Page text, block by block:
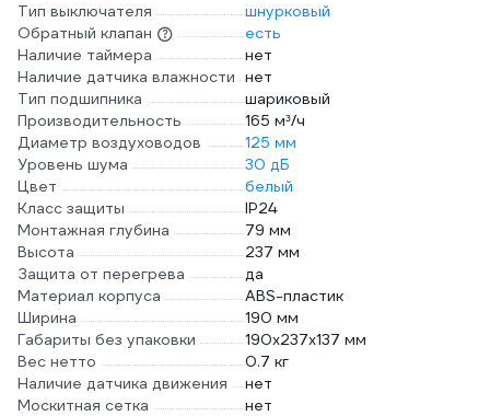
Тип выключателя
шнурковый
Обратный клапан
есть
Наличие таймера
нет
Наличие датчика влажности нет
Тип подшипника
шариковый
Производительность
165 м³/ч
Диаметр воздуховодов
125 мм
Уровень шума
30 дБ
Цвет
белый
Класс защиты
IP24
Монтажная глубина
79 мм
Высота
237 мм
Защита от перегрева
да
Материал корпуса
ABS-пластик
Ширина
190 мм
Габариты без упаковки
190х237х137 мм
Вес нетто
0.7 кг
Наличие датчика движения
нет
Москитная сетка
нет